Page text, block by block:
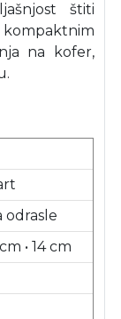
štiti
na kofer,
odrasle
• 14 cm